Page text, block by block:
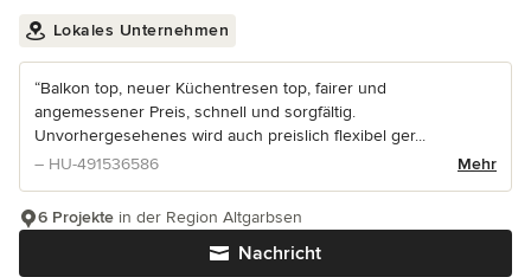
Lokales Unternehmen
“Balkon top, neuer Küchentresen top, fairer und
angemessener Preis, schnell und sorgfältig.
Unvorhergesehenes wird auch preislich flexibel ger...
– HU-491536586
Mehr
Nachricht
6 Projekte in der Region Altgarbsen